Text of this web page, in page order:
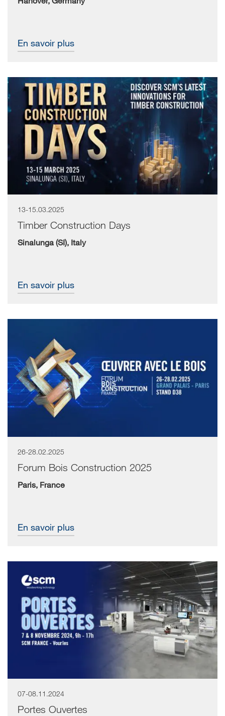
En savoir plus
13-15.03.2025
Timber Construction Days
Sinalunga (SI), Italy
En savoir plus
26-28.02.2025
Forum Bois Construction 2025
Paris, France
En savoir plus
07-08.11.2024
Portes Ouvertes